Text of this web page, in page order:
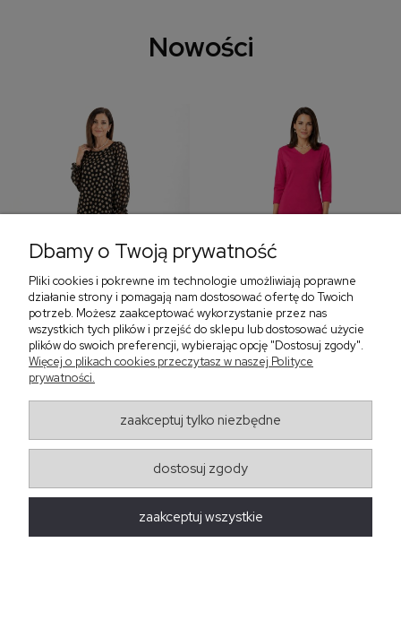
Nowości
Sukienka z falbaną i
bufiastym rękawem w
405,30 zł
Sukienka z dekoltem w
299,00 zł
‹
Regulaminy
Obsługa zamówień
Dbamy o Twoją prywatność
Pliki cookies i pokrewne im technologie umożliwiają poprawne
działanie strony i pomagają nam dostosować ofertę do Twoich
potrzeb. Możesz zaakceptować wykorzystanie przez nas
wszystkich tych plików i przejść do sklepu lub dostosować użycie
plików do swoich preferencji, wybierając opcję "Dostosuj zgody".
Więcej o plikach cookies przeczytasz w naszej Polityce
prywatności.
zaakceptuj tylko niezbędne
dostosuj zgody
zaakceptuj wszystkie